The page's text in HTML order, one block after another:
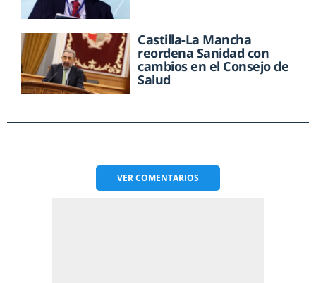
Castilla-La Mancha
reordena Sanidad con
cambios en el Consejo de
Salud
VERCOMENTARIOS